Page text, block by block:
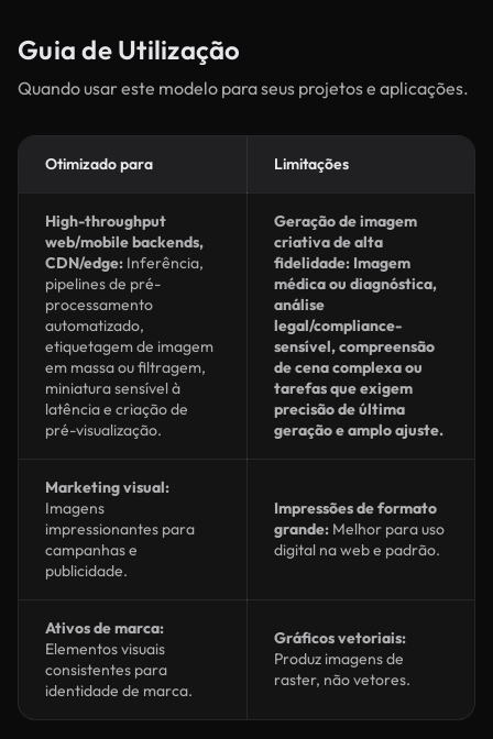
Guia de Utilização
Quando usar este modelo para seus projetos e aplicações.
Otimizado para Limitações
High-throughput
web/mobile backends,
CDN/edge: Inferência,
pipelines de pré-
processamento
automatizado,
etiquetagem de imagem
em massa ou filtragem,
miniatura sensível à
latência e criação de
pré-visualização.
Geração de imagem
criativa de alta
fidelidade: Imagem
médica ou diagnóstica,
análise
legal/compliance-
sensível, compreensão
de cena complexa ou
tarefas que exigem
precisão de última
geração e amplo ajuste.
Marketing visual:
Imagens
impressionantes para
campanhas e
publicidade.
Impressões de formato
grande: Melhor para uso
digital na web e padrão.
Ativos de marca:
Elementos visuais
consistentes para
identidade de marca.
Gráficos vetoriais:
Produz imagens de
raster, não vetores.